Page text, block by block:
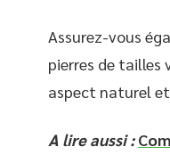
Assurez-vous
pierres de tailles
aspect naturel
A lire aussi :